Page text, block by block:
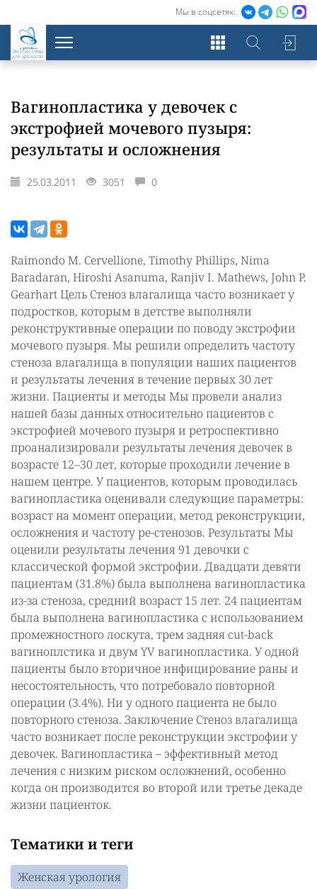
Мы в соцсетях:
Экосистема
для урологов
Вагинопластика у девочек с
экстрофией мочевого пузыря:
результаты и осложнения
25.03.2011 3051 0
Raimondo M. Cervellione, Timothy Phillips, Nima
Baradaran, Hiroshi Asanuma, Ranjiv I. Mathews, John P.
Gearhart Цель Стеноз влагалища часто возникает у
подростков, которым в детстве выполняли
реконструктивные операции по поводу экстрофии
мочевого пузыря. Мы решили определить частоту
стеноза влагалища в популяции наших пациентов
и результаты лечения в течение первых 30 лет
жизни. Пациенты и методы Мы провели анализ
нашей базы данных относительно пациентов с
экстрофией мочевого пузыря и ретроспективно
проанализировали результаты лечения девочек в
возрасте 12–30 лет, которые проходили лечение в
нашем центре. У пациентов, которым проводилась
вагинопластика оценивали следующие параметры:
возраст на момент операции, метод реконструкции,
осложнения и частоту ре-стенозов. Результаты Мы
оценили результаты лечения 91 девочки с
классической формой экстрофии. Двадцати девяти
пациентам (31.8%) была выполнена вагинопластика
из-за стеноза, средний возраст 15 лет. 24 пациентам
была выполнена вагинопластика с использованием
промежностного лоскута, трем задняя cut-back
вагиноплстика и двум YV вагинопластика. У одной
пациенты было вторичное инфицирование раны и
несостоятельность, что потребовало повторной
операции (3.4%). Ни у одного пациента не было
повторного стеноза. Заключение Стеноз влагалища
часто возникает после реконструкции экстрофии у
девочек. Вагинопластика – эффективный метод
лечения с низким риском осложнений, особенно
когда он производится во второй или третье декаде
жизни пациенток.
Тематики и теги
Женская урология